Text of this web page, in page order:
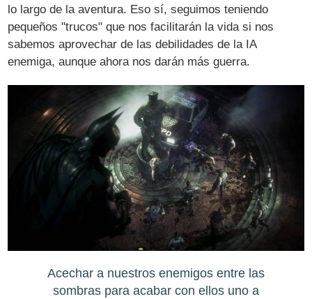
lo largo de la aventura. Eso sí, seguimos teniendo
pequeños "trucos" que nos facilitarán la vida si nos
sabemos aprovechar de las debilidades de la IA
enemiga, aunque ahora nos darán más guerra.
Acechar a nuestros enemigos entre las
sombras para acabar con ellos uno a